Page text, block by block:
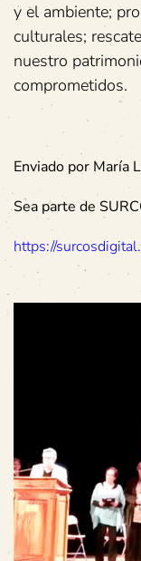
y el ambiente;
culturales;
nuestro
comprometidos.
Enviado por María
Sea parte de
https://